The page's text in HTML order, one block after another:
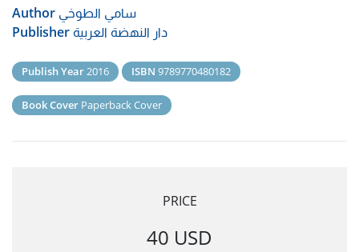
Author سامي الطوخي
Publisher دار النهضة العربية
Publish Year2016 ISBN 9789770480182
Book Cover Paperback Cover
PRICE
40 USD